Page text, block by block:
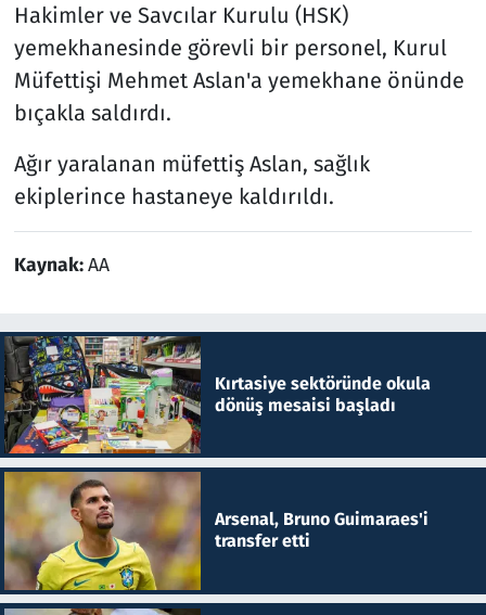
Hakimler ve Savcılar Kurulu (HSK)
yemekhanesinde görevli bir personel, Kurul
Müfettişi Mehmet Aslan'a yemekhane önünde
bıçakla saldırdı.
Ağır yaralanan müfettiş Aslan, sağlık
ekiplerince hastaneye kaldırıldı.
Kaynak:AA
Kırtasiye sektöründe okula
dönüş mesaisi başladı
Arsenal, Bruno Guimaraes'i
transfer etti
Seçim 2023
Spor
Televizyon